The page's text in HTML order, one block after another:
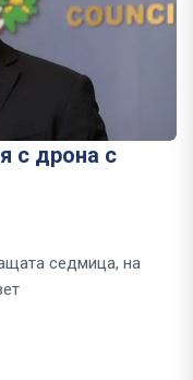
с дрона с
седмица, на